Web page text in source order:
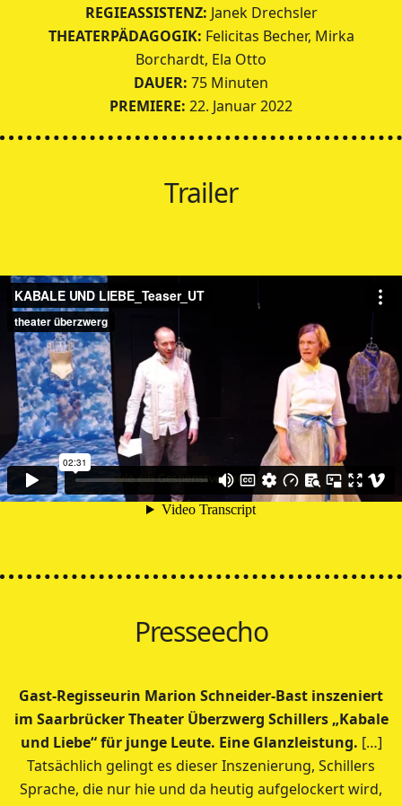
REGIEASSISTENZ: Janek Drechsler
THEATERPÄDAGOGIK: Felicitas Becher, Mirka
Borchardt, Ela Otto
DAUER: 75 Minuten
PREMIERE: 22. Januar 2022
Trailer
Presseecho
Gast-Regisseurin Marion Schneider-Bast inszeniert
im Saarbrücker Theater Überzwerg Schillers „Kabale
und Liebe“ für junge Leute. Eine Glanzleistung. […]
Tatsächlich gelingt es dieser Inszenierung, Schillers
Sprache, die nur hie und da heutig aufgelockert wird,